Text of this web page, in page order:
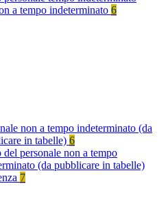
a tempo indeterminato 6
non a tempo indeterminato (da
in tabelle) 6
del personale non a tempo
(da pubblicare in tabelle)
7